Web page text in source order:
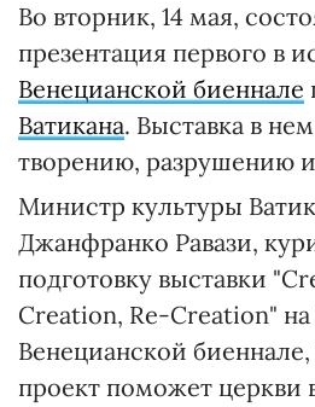
Во вторник, 14 мая,
презентация первого в
Венецианской биеннале
Ватикана. Выставка в
творению, разрушению
Министр культуры
Джанфранко Равази,
подготовку выставки
Creation, Re-Creation"
Венецианской биеннале,
проект поможет церкви